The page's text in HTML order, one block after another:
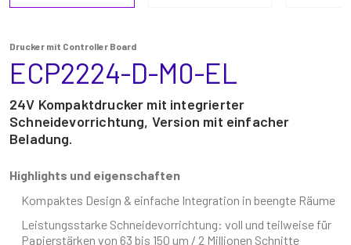
Drucker mit Controller Board
ECP2224-D-M0-EL
24V Kompaktdrucker mit integrierter
Schneidevorrichtung, Version mit einfacher
Beladung.
Highlights und eigenschaften
Kompaktes Design & einfache Integration in beengte Räume
Leistungsstarke Schneidevorrichtung: voll und teilweise für
Papierstärken von 63 bis 150 um / 2 Millionen Schnitte